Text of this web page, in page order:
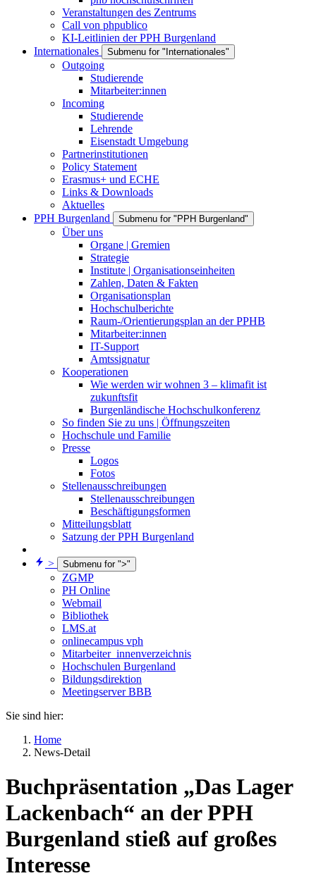
Veranstaltungen des Zentrums
Call von phpublico
KI-Leitlinien der PPH Burgenland
Internationales
Submenu for "Internationales"
Outgoing
Studierende
Mitarbeiter:innen
Incoming
Studierende
Lehrende
Eisenstadt Umgebung
Partnerinstitutionen
Policy Statement
Erasmus+ und ECHE
Links & Downloads
Aktuelles
PPH Burgenland
Submenu for "PPH Burgenland"
Über uns
Organe | Gremien
Strategie
Institute | Organisationseinheiten
Zahlen, Daten & Fakten
Organisationsplan
Hochschulberichte
Raum-/Orientierungsplan an der PPHB
Mitarbeiter:innen
IT-Support
Amtssignatur
Kooperationen
Wie werden wir wohnen 3 – klimafit ist
zukunftsfit
Burgenländische Hochschulkonferenz
So finden Sie zu uns | Öffnungszeiten
Hochschule und Familie
Presse
Logos
Fotos
Stellenausschreibungen
Stellenausschreibungen
Beschäftigungsformen
Mitteilungsblatt
Satzung der PPH Burgenland
> Submenu for ">"
ZGMP
PH Online
Webmail
Bibliothek
LMS.at
onlinecampus vph
Mitarbeiter_innenverzeichnis
Hochschulen Burgenland
Bildungsdirektion
Meetingserver BBB
Sie sind hier:
Home
News-Detail
Buchpräsentation „Das Lager
Lackenbach“ an der PPH
Burgenland stieß auf großes
Interesse